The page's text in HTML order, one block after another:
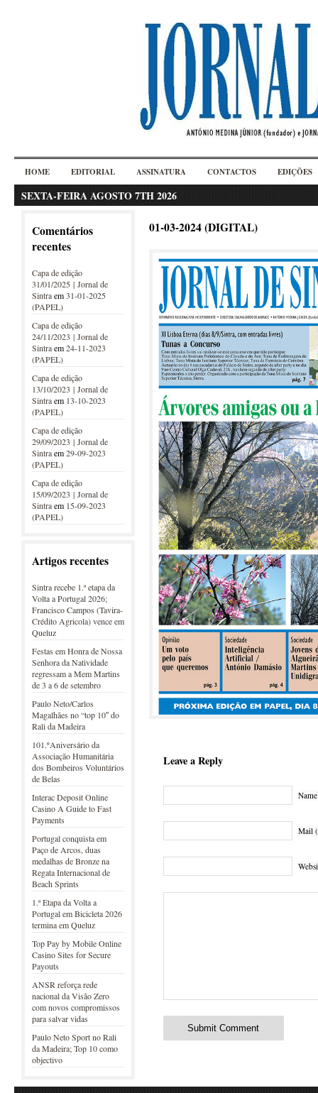
HOME EDITORIAL ASSINATURA CONTACTOS EDIÇÕES
SEXTA-FEIRA AGOSTO 7TH 2026
Comentários
recentes
Capa de edição
31/01/2025 | Jornal de
Sintraem31-01-2025
(PAPEL)
Capa de edição
24/11/2023 | Jornal de
Sintraem24-11-2023
(PAPEL)
Capa de edição
13/10/2023 | Jornal de
Sintraem 13-10-2023
(PAPEL)
Capa de edição
29/09/2023 | Jornal de
Sintraem29-09-2023
(PAPEL)
Capa de edição
15/09/2023 | Jornal de
Sintraem 15-09-2023
(PAPEL)
Artigos recentes
Sintra recebe 1.ª etapa da
Volta a Portugal 2026;
Francisco Campos (Tavira-
Crédito Agricola) vence em
Queluz
Festas em Honra de Nossa
Senhora da Natividade
regressam a Mem Martins
de 3 a 6 de setembro
Paulo Neto/Carlos
Magalhães no “top 10″ do
Rali da Madeira
101.ºAniversário da
Associação Humanitária
dos Bombeiros Voluntários
de Belas
Interac Deposit Online
Casino A Guide to Fast
Payments
Portugal conquista em
Paço de Arcos, duas
medalhas de Bronze na
Regata Internacional de
Beach Sprints
1.ª Etapa da Volta a
Portugal em Bicicleta 2026
termina em Queluz
Top Pay by Mobile Online
Casino Sites for Secure
Payouts
ANSR reforça rede
nacional da Visão Zero
com novos compromissos
para salvar vidas
Paulo Neto Sport no Rali
da Madeira; Top 10 como
objectivo
01-03-2024 (DIGITAL)
Leave a Reply
Mail